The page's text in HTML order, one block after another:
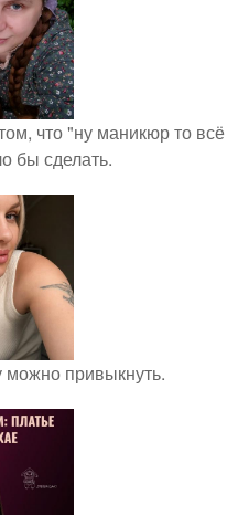
что "ну маникюр то всё
бы сделать.
можно привыкнуть.